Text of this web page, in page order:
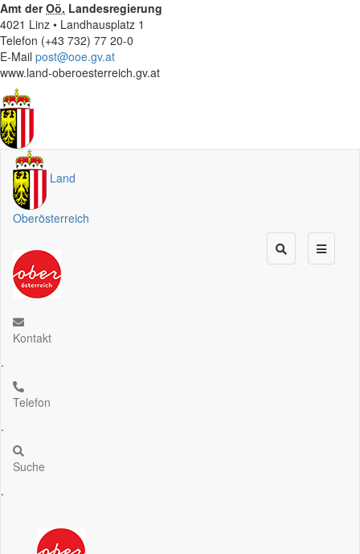
Amt derOö. Landesregierung
4021 Linz • Landhausplatz 1
Telefon (+43 732) 77 20-0
E-Mail post@ooe.gv.at
www.land-oberoesterreich.gv.at
Land
Oberösterreich
Kontakt
.
Telefon
.
Suche
.